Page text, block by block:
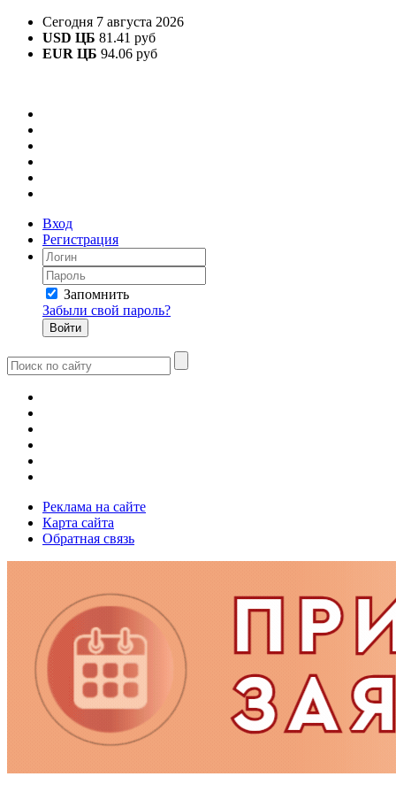
Сегодня 7 августа 2026
USD ЦБ 81.41 руб
EUR ЦБ 94.06 руб
Вход
Регистрация
Запомнить
Забыли свой пароль?
Реклама на сайте
Карта сайта
Обратная связь